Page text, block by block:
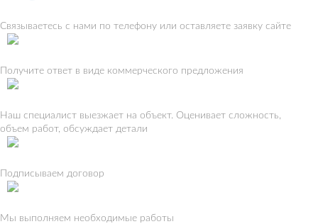
Связываетесь с нами по телефону или оставляете заявку сайте
Получите ответ в виде коммерческого предложения
Наш специалист выезжает на объект. Оценивает сложность,
объем работ, обсуждает детали
Подписываем договор
Мы выполняем необходимые работы